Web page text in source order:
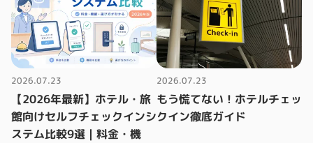
2026.07.23
【2026年最新】ホテル・旅
館向けセルフチェックインシ
ステム比較9選｜料金・機
2026.07.23
もう慌てない！ホテルチェッ
クイン徹底ガイド